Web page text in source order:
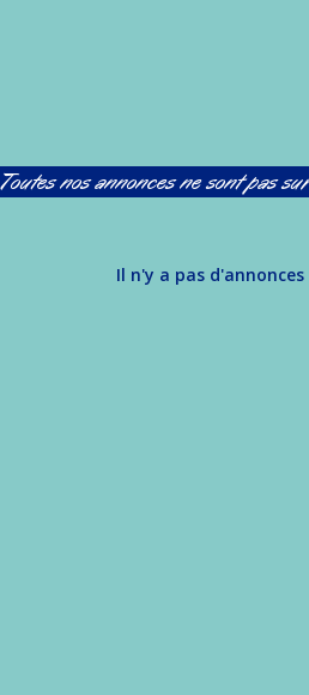
Toutes nos annonces ne sont pas
Il n'y a pas